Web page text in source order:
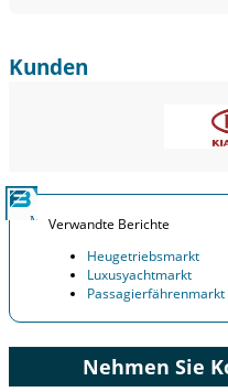
Kunden
Verwandte Berichte
Heugetriebsmarkt
Luxusyachtmarkt
Passagierfährenmarkt
Nehmen Sie